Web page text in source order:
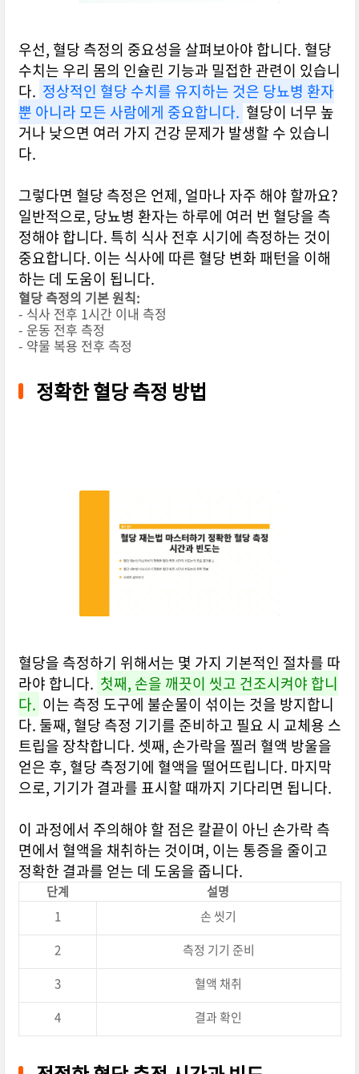
우선, 혈당 측정의 중요성을 살펴보아야 합니다. 혈당
수치는 우리 몸의 인슐린 기능과 밀접한 관련이 있습니
다. 정상적인 혈당 수치를 유지하는 것은 당뇨병 환자
뿐 아니라 모든 사람에게 중요합니다. 혈당이 너무 높
거나 낮으면 여러 가지 건강 문제가 발생할 수 있습니
다.
그렇다면 혈당 측정은 언제, 얼마나 자주 해야 할까요?
일반적으로, 당뇨병 환자는 하루에 여러 번 혈당을 측
정해야 합니다. 특히 식사 전후 시기에 측정하는 것이
중요합니다. 이는 식사에 따른 혈당 변화 패턴을 이해
하는 데 도움이 됩니다.
혈당 측정의 기본 원칙:
- 식사 전후 1시간 이내 측정
- 운동 전후 측정
- 약물 복용 전후 측정
정확한 혈당 측정 방법
혈당을 측정하기 위해서는 몇 가지 기본적인 절차를 따
라야 합니다. 첫째, 손을 깨끗이 씻고 건조시켜야 합니
다. 이는 측정 도구에 불순물이 섞이는 것을 방지합니
다. 둘째, 혈당 측정 기기를 준비하고 필요 시 교체용 스
트립을 장착합니다. 셋째, 손가락을 찔러 혈액 방울을
얻은 후, 혈당 측정기에 혈액을 떨어뜨립니다. 마지막
으로, 기기가 결과를 표시할 때까지 기다리면 됩니다.
이 과정에서 주의해야 할 점은 칼끝이 아닌 손가락 측
면에서 혈액을 채취하는 것이며, 이는 통증을 줄이고
정확한 결과를 얻는 데 도움을 줍니다.
단계
설명
1
손 씻기
2
측정 기기 준비
3
혈액 채취
4
결과 확인